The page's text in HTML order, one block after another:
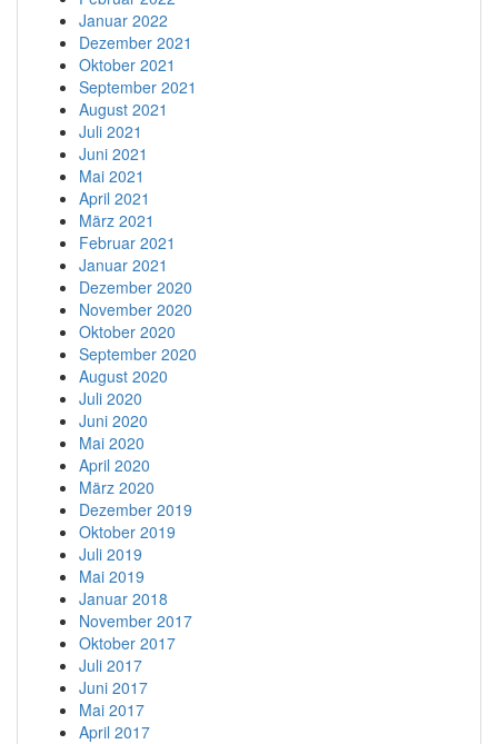
Januar 2022
Dezember 2021
Oktober 2021
September 2021
August 2021
Juli 2021
Juni 2021
Mai 2021
April 2021
März 2021
Februar 2021
Januar 2021
Dezember 2020
November 2020
Oktober 2020
September 2020
August 2020
Juli 2020
Juni 2020
Mai 2020
April 2020
März 2020
Dezember 2019
Oktober 2019
Juli 2019
Mai 2019
Januar 2018
November 2017
Oktober 2017
Juli 2017
Juni 2017
Mai 2017
April 2017